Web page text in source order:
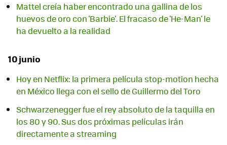
Mattel creía haber encontrado una gallina de los
huevos de oro con 'Barbie'. El fracaso de 'He-Man' le
ha devuelto a la realidad
10 junio
Hoy en Netflix: la primera película stop-motion hecha
en México llega con el sello de Guillermo del Toro
Schwarzenegger fue el rey absoluto de la taquilla en
los 80 y 90. Sus dos próximas películas irán
directamente a streaming